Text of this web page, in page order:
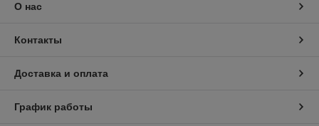
О нас
Контакты
Доставка и оплата
График работы